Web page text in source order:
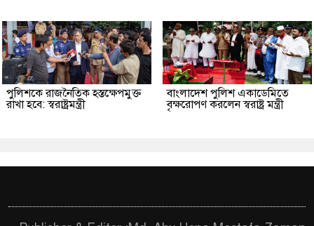
পুলিশকে রাজনৈতিক হস্তক্ষেপমুক্ত
রাখা হবে: স্বরাষ্ট্রমন্ত্রী
বাংলাদেশ পুলিশ একাডেমিতে
বৃক্ষরোপণ করলেন স্বরাষ্ট্র মন্ত্রী